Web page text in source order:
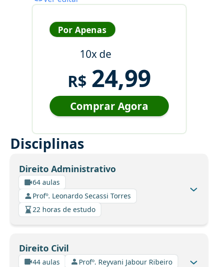
Por Apenas
10x de
R$ 24,99
Comprar Agora
Disciplinas
Direito Administrativo
64 aulas
Profº. Leonardo Secassi Torres
22 horas de estudo
Direito Civil
44 aulas
Profº. Reyvani Jabour Ribeiro